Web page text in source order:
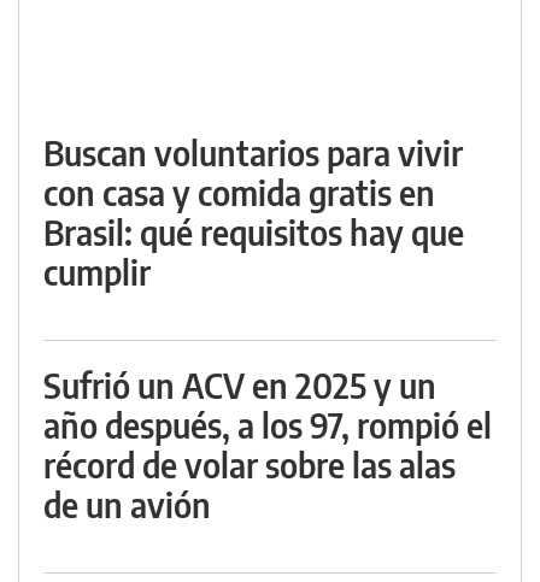
Buscan voluntarios para vivir
con casa y comida gratis en
Brasil: qué requisitos hay que
cumplir
Sufrió un ACV en 2025 y un
año después, a los 97, rompió el
récord de volar sobre las alas
de un avión